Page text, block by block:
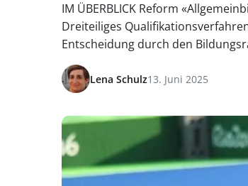
IM ÜBERBLICK Reform
Dreiteiliges
Entscheidung durch den
Lena Schulz13. Juni 2025